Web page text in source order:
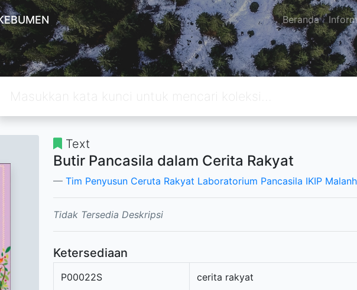
Beranda
Text
Butir Pancasila dalam Cerita Rakyat
Tim Penyusun Ceruta Rakyat Laboratorium Pancasila IKIP Malanh
Tidak Tersedia Deskripsi
Ketersediaan
P00022S cerita rakyat